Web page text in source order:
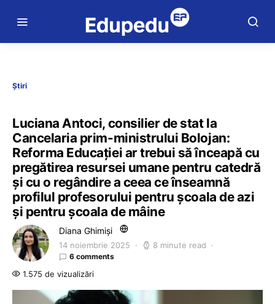
Știri
Luciana Antoci, consilier de stat la
Cancelaria prim-ministrului Bolojan:
Reforma Educației ar trebui să înceapă cu
pregătirea resursei umane pentru catedră
și cu o regândire a ceea ce înseamnă
profilul profesorului pentru școala de azi
și pentru școala de mâine
Diana Ghimiși
14 noiembrie 2025 8 minute read
6 comments
1.575 de vizualizări